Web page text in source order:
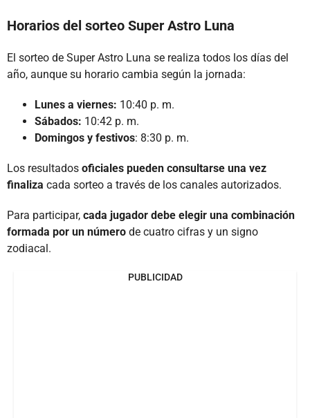
Horarios del sorteo Super Astro Luna
El sorteo de Super Astro Luna se realiza todos los días del
año, aunque su horario cambia según la jornada:
Lunes a viernes: 10:40 p. m.
Sábados: 10:42 p. m.
Domingos y festivos: 8:30 p. m.
Los resultados oficiales pueden consultarse una vez
finaliza cada sorteo a través de los canales autorizados.
Para participar, cada jugador debe elegir una combinación
formada por un número de cuatro cifras y un signo
zodiacal.
PUBLICIDAD